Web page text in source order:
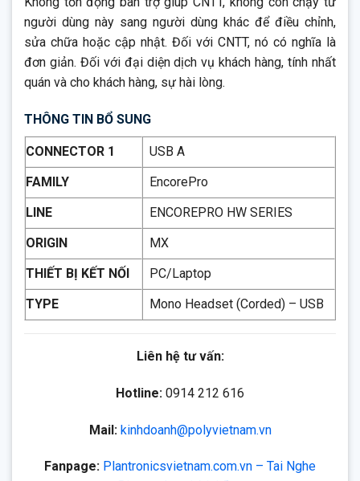
người dùng này sang người dùng khác để điều chỉnh,
sửa chữa hoặc cập nhật. Đối với CNTT, nó có nghĩa là
đơn giản. Đối với đại diện dịch vụ khách hàng, tính nhất
quán và cho khách hàng, sự hài lòng.
THÔNG TIN BỔ SUNG
CONNECTOR 1
USB A
FAMILY
EncorePro
LINE
ENCOREPRO HW SERIES
ORIGIN
MX
THIẾT BỊ KẾT NỐI
PC/Laptop
TYPE
Mono Headset (Corded) – USB
Liên hệ tư vấn:
Hotline: 0914 212 616
Mail: kinhdoanh@polyvietnam.vn
Fanpage: Plantronicsvietnam.com.vn – Tai Nghe